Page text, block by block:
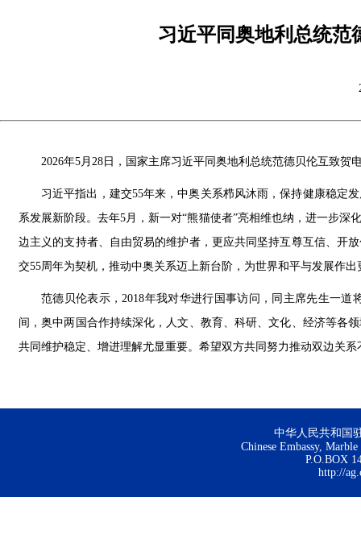
习近平同奥地利总统范
2026年5月28日，国家主席习近平同奥地利总统范德贝伦互致贺
习近平指出，建交55年来，中奥关系栉风沐雨，保持健康稳定
系发展新阶段。去年5月，新一对“熊猫使者”亮相维也纳，进一步
边主义的支持者、自由贸易的维护者，更应共同坚持互尊互信、开
交55周年为契机，推动中奥关系迈上新台阶，为世界和平与发展作出
范德贝伦表示，2018年我对华进行国事访问，同主席先生一
间，奥中两国合作持续深化，人文、教育、科研、文化、经济等各
共同维护稳定、增进理解尤显重要。希望双方共同努力推动双边关
中华人民共和国
Chinese Embassy,
P.O.BOX
http://